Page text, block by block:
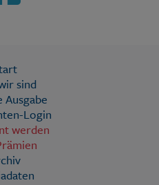
sind
Ausgabe
Login
werden